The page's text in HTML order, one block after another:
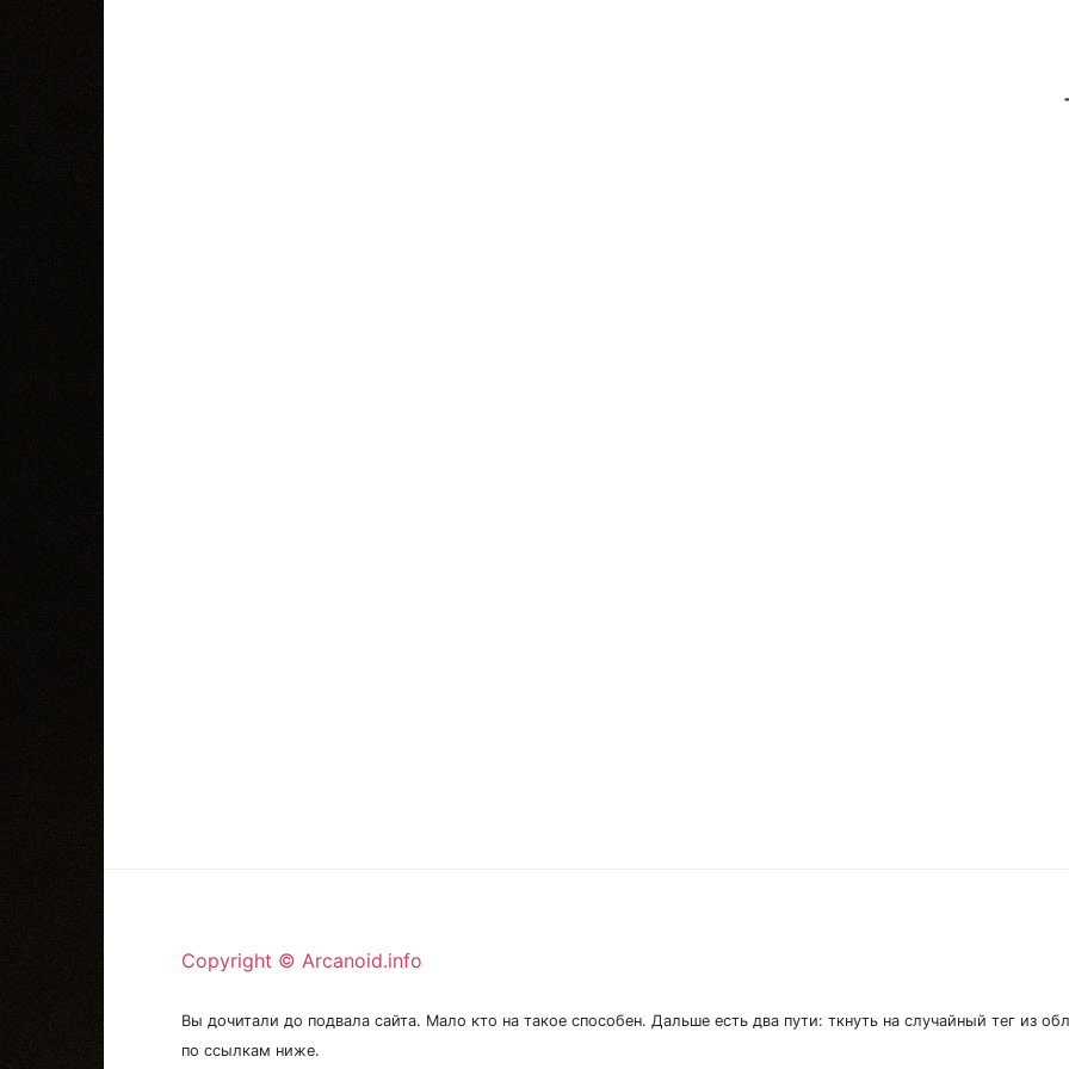
Copyright © Arcanoid.info
Вы дочитали до подвала сайта. Мало кто на такое способен. Дальше есть два пути: ткнуть на случайный тег из
по ссылкам ниже.